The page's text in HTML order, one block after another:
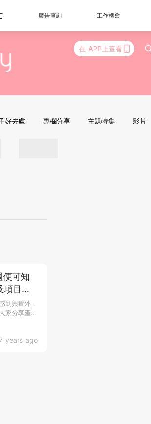
廣告查詢 工作機會
在 APP上查看
好去處 專欄分享 主題特集 影片
years ago
便可知
項目一
到興奮外，
家分享產